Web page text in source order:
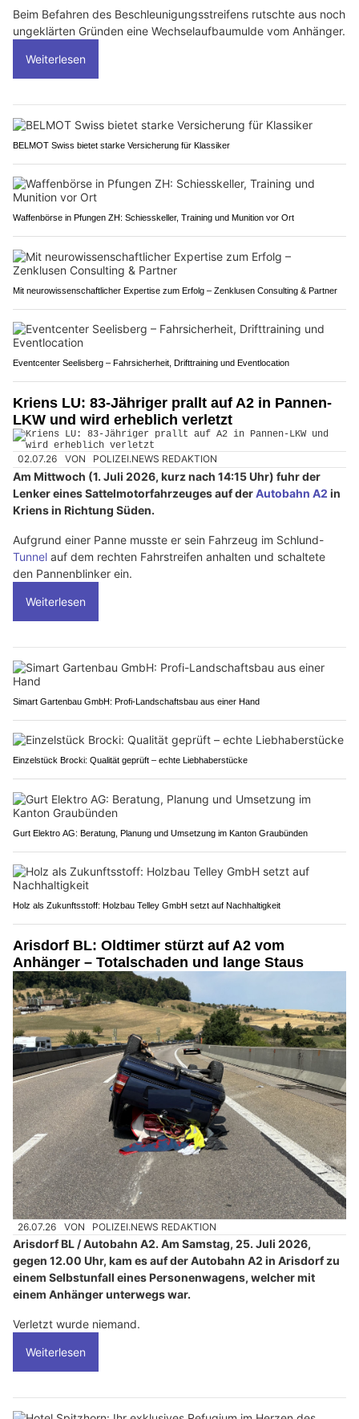
Beim Befahren des Beschleunigungsstreifens rutschte aus noch
ungeklärten Gründen eine Wechselaufbaumulde vom Anhänger.
Weiterlesen
BELMOT Swiss bietet starke Versicherung für Klassiker
Waffenbörse in Pfungen ZH: Schiesskeller, Training und Munition vor Ort
Mit neurowissenschaftlicher Expertise zum Erfolg – Zenklusen Consulting & Partner
Eventcenter Seelisberg – Fahrsicherheit, Drifttraining und Eventlocation
Kriens LU: 83-Jähriger prallt auf A2 in Pannen-
LKW und wird erheblich verletzt
02.07.26 VON POLIZEI.NEWS REDAKTION
Am Mittwoch (1. Juli 2026, kurz nach 14:15 Uhr) fuhr der
Lenker eines Sattelmotorfahrzeuges auf derAutobahn A2 in
Kriens in Richtung Süden.
Aufgrund einer Panne musste er sein Fahrzeug im Schlund-
Tunnel auf dem rechten Fahrstreifen anhalten und schaltete
den Pannenblinker ein.
Weiterlesen
Simart Gartenbau GmbH: Profi-Landschaftsbau aus einer Hand
Einzelstück Brocki: Qualität geprüft – echte Liebhaberstücke
Gurt Elektro AG: Beratung, Planung und Umsetzung im Kanton Graubünden
Holz als Zukunftsstoff: Holzbau Telley GmbH setzt auf Nachhaltigkeit
Arisdorf BL: Oldtimer stürzt auf A2 vom
Anhänger – Totalschaden und lange Staus
26.07.26 VON POLIZEI.NEWS REDAKTION
Arisdorf BL / Autobahn A2. Am Samstag, 25. Juli 2026,
gegen 12.00 Uhr, kam es auf der Autobahn A2 in Arisdorf zu
einem Selbstunfall eines Personenwagens, welcher mit
einem Anhänger unterwegs war.
Verletzt wurde niemand.
Weiterlesen